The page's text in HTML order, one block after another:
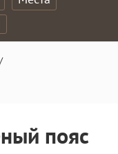
/
пояс